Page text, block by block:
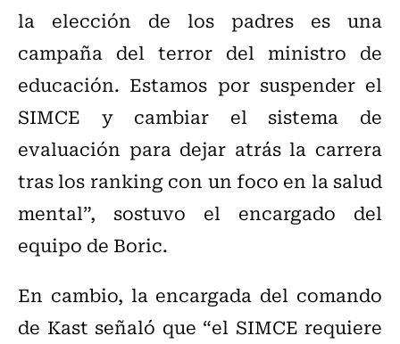
la elección de los padres es una
campaña del terror del ministro de
educación. Estamos por suspender el
SIMCE y cambiar el sistema de
evaluación para dejar atrás la carrera
tras los ranking con un foco en la salud
mental”, sostuvo el encargado del
equipo de Boric.
En cambio, la encargada del comando
de Kast señaló que “el SIMCE requiere